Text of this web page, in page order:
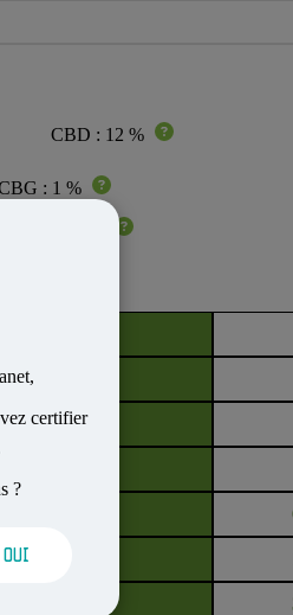
certifier
?
OUI
CBD : 12 %
: 1 %
5G